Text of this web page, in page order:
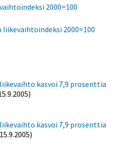
2000=100
2000=100
kasvoi 7,9 prosenttia
kasvoi 7,9 prosenttia